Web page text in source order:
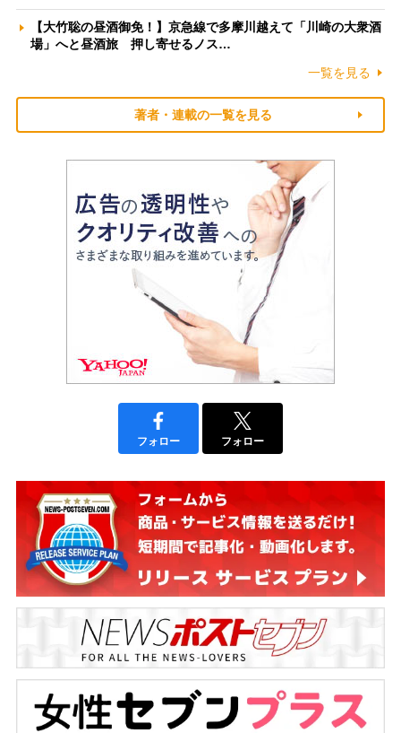
【大竹聡の昼酒御免！】京急線で多摩川越えて「川崎の大衆酒
場」へと昼酒旅 押し寄せるノス…
一覧を見る
著者・連載の一覧を見る
フォロー フォロー